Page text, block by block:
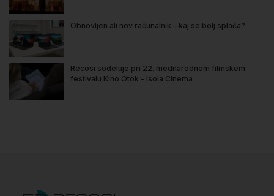
Obnovljen ali nov računalnik – kaj se bolj splača?
Recosi sodeluje pri 22. mednarodnem filmskem
festivalu Kino Otok - Isola Cinema